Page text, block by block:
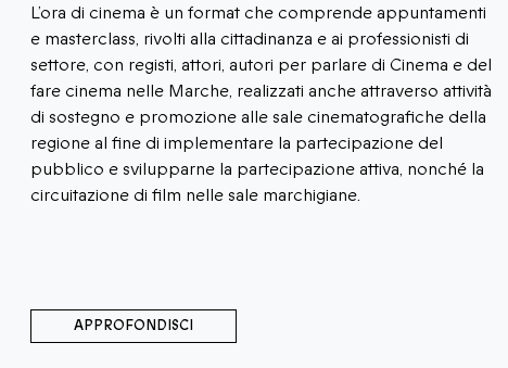
L’ora di cinema è un format che comprende appuntamenti
e masterclass, rivolti alla cittadinanza e ai professionisti di
settore, con registi, attori, autori per parlare di Cinema e del
fare cinema nelle Marche, realizzati anche attraverso attività
di sostegno e promozione alle sale cinematografiche della
regione al fine di implementare la partecipazione del
pubblico e svilupparne la partecipazione attiva, nonché la
circuitazione di film nelle sale marchigiane.
APPROFONDISCI